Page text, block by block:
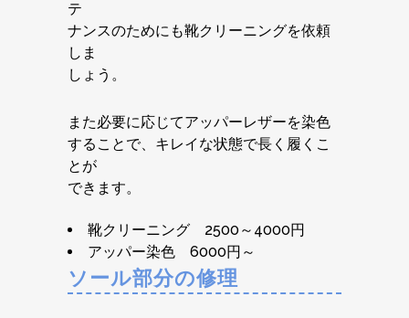
テ
ナンスのためにも靴クリーニングを依頼
しま
しょう。
また必要に応じてアッパーレザーを染色
することで、キレイな状態で長く履くこ
とが
できます。
靴クリーニング 2500～4000円
アッパー染色 6000円～
ソール部分の修理